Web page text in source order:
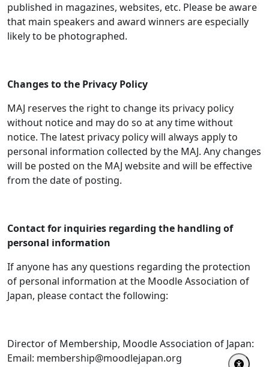
published in magazines, websites, etc. Please be aware
that main speakers and award winners are especially
likely to be photographed.
Changes to the Privacy Policy
MAJ reserves the right to change its privacy policy
without notice and may do so at any time without
notice. The latest privacy policy will always apply to
personal information collected by the MAJ. Any changes
will be posted on the MAJ website and will be effective
from the date of posting.
Contact for inquiries regarding the handling of
personal information
If anyone has any questions regarding the protection
of personal information at the Moodle Association of
Japan, please contact the following:
Director of Membership, Moodle Association of Japan:
Email: membership@moodlejapan.org